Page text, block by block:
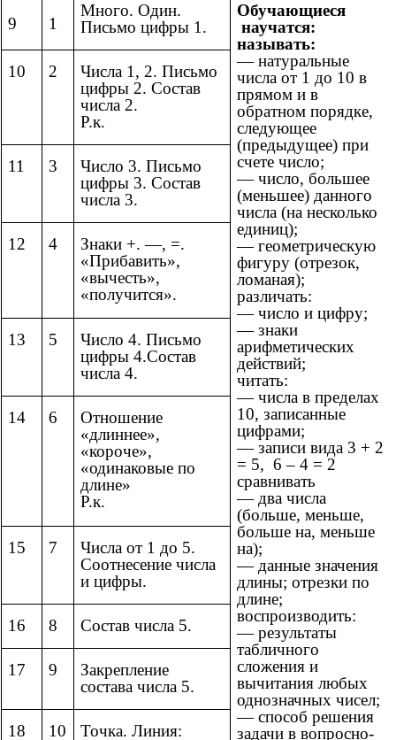
9 1
Много. Один.
Письмо цифры 1.
Обучающиеся
научатся:
называть:
— натуральные
числа от 1 до 10 в
прямом и в
обратном порядке,
следующее
(предыдущее) при
счете число;
— число, большее
(меньшее) данного
числа (на несколько
единиц);
— геометрическую
фигуру (отрезок,
ломаная);
различать:
— число и цифру;
— знаки
арифметических
действий;
читать:
— числа в пределах
10, записанные
цифрами;
— записи вида 3 + 2
= 5, 6 – 4 = 2
сравнивать
— два числа
(больше, меньше,
больше на, меньше
на);
— данные значения
длины; отрезки по
длине;
воспроизводить:
— результаты
табличного
сложения и
вычитания любых
однозначных чисел;
— способ решения
задачи в вопросно-
10 2
Числа 1, 2. Письмо
цифры 2. Состав
числа 2.
Р.к.
11 3
Число 3. Письмо
цифры 3. Состав
числа 3.
12 4
Знаки +. —, =.
«Прибавить»,
«вычесть»,
«получится».
13 5
Число 4. Письмо
цифры 4.Состав
числа 4.
14 6
Отношение
«длиннее»,
«короче»,
«одинаковые по
длине»
Р.к.
15 7
Числа от 1 до 5.
Соотнесение числа
и цифры.
16 8 Состав числа 5.
17 9
Закрепление
состава числа 5.
18 10
Точка. Линия: